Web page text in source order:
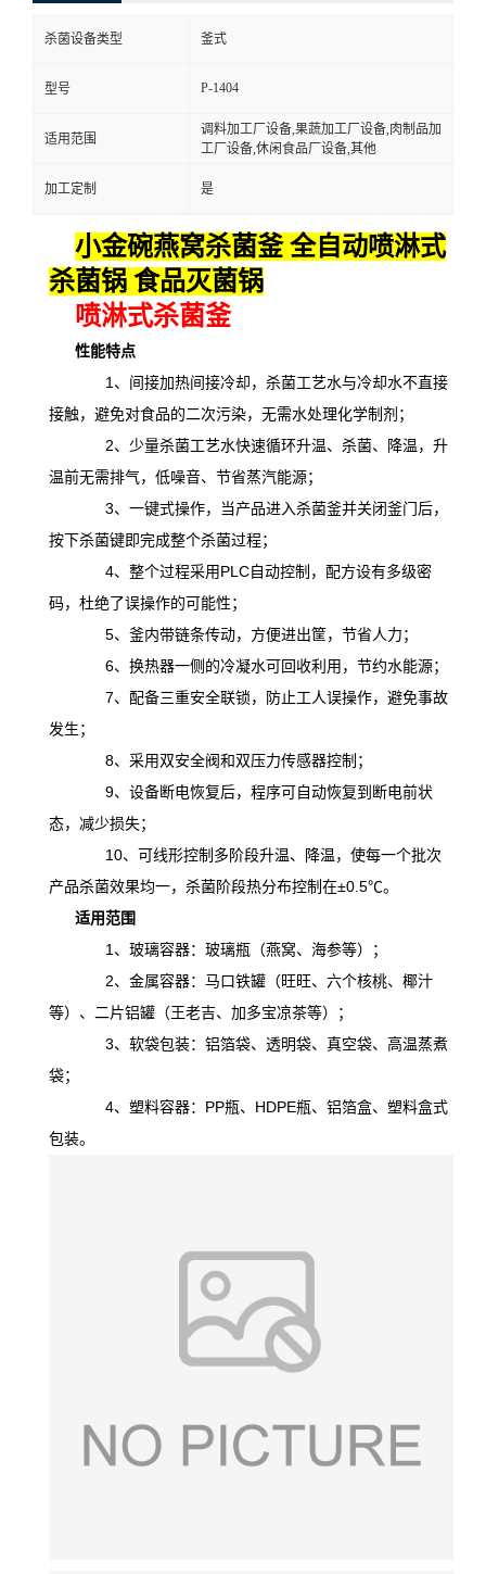
杀菌设备类型 釜式
型号 P-1404
适用范围
调料加工厂设备,果蔬加工厂设备,肉制品加
工厂设备,休闲食品厂设备,其他
加工定制 是
小金碗燕窝杀菌釜 全自动喷淋式
杀菌锅 食品灭菌锅
喷淋式杀菌釜
性能特点
1、间接加热间接冷却，杀菌工艺水与冷却水不直接
接触，避免对食品的二次污染，无需水处理化学制剂；
2、少量杀菌工艺水快速循环升温、杀菌、降温，升
温前无需排气，低噪音、节省蒸汽能源；
3、一键式操作，当产品进入杀菌釜并关闭釜门后，
按下杀菌键即完成整个杀菌过程；
4、整个过程采用PLC自动控制，配方设有多级密
码，杜绝了误操作的可能性；
5、釜内带链条传动，方便进出筐，节省人力；
6、换热器一侧的冷凝水可回收利用，节约水能源；
7、配备三重安全联锁，防止工人误操作，避免事故
发生；
8、采用双安全阀和双压力传感器控制；
9、设备断电恢复后，程序可自动恢复到断电前状
态，减少损失；
10、可线形控制多阶段升温、降温， 使每一个批次
产品杀菌效果均一，杀菌阶段热分布控制在±0.5℃。
适用范围
1、玻璃容器：玻璃瓶（燕窝、海参等）；
2、金属容器：马口铁罐（旺旺、六个核桃、椰汁
等）、二片铝罐（王老吉、加多宝凉茶等）；
3、软袋包装：铝箔袋、透明袋、真空袋、高温蒸煮
袋；
4、塑料容器：PP瓶、HDPE瓶、铝箔盒、塑料盒式
包装。